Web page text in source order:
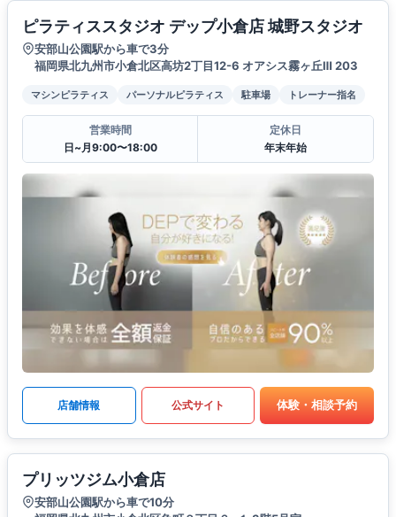
ピラティススタジオ デップ小倉店 城野スタジオ
安部山公園駅から車で3分
福岡県北九州市小倉北区高坊2丁目12-6 オアシス霧ヶ丘Ⅲ 203
マシンピラティス パーソナルピラティス 駐車場 トレーナー指名
営業時間
日~月9:00〜18:00
定休日
年末年始
店舗情報 公式サイト 体験・相談予約
プリッツジム小倉店
安部山公園駅から車で10分